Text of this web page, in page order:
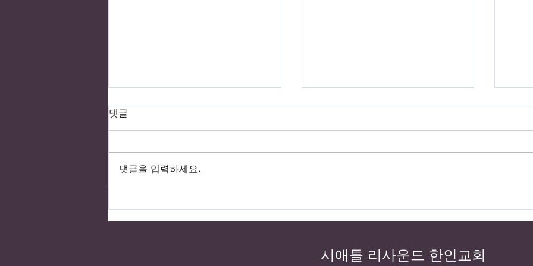
"마, 밥이 중요합니데이!"
(막 4장 26-27절)"
것
댓글
댓글을 입력하세요.
​시애틀 리사운드 한인교회